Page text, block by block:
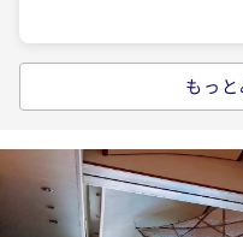
【スタンダードプラン
もっ